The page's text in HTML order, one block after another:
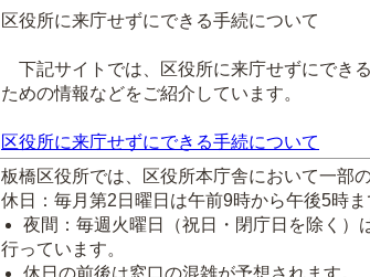
区役所に来庁せずにできる手続について
下記サイトでは、区役所に来庁せずにでき
ための情報などをご紹介しています。
区役所に来庁せずにできる手続について
板橋区役所では、区役所本庁舎において一部
休日：毎月第2日曜日は午前9時から午後5時ま
夜間：毎週火曜日（祝日・閉庁日を除く）
行っています。
休日の前後は窓口の混雑が予想されます。